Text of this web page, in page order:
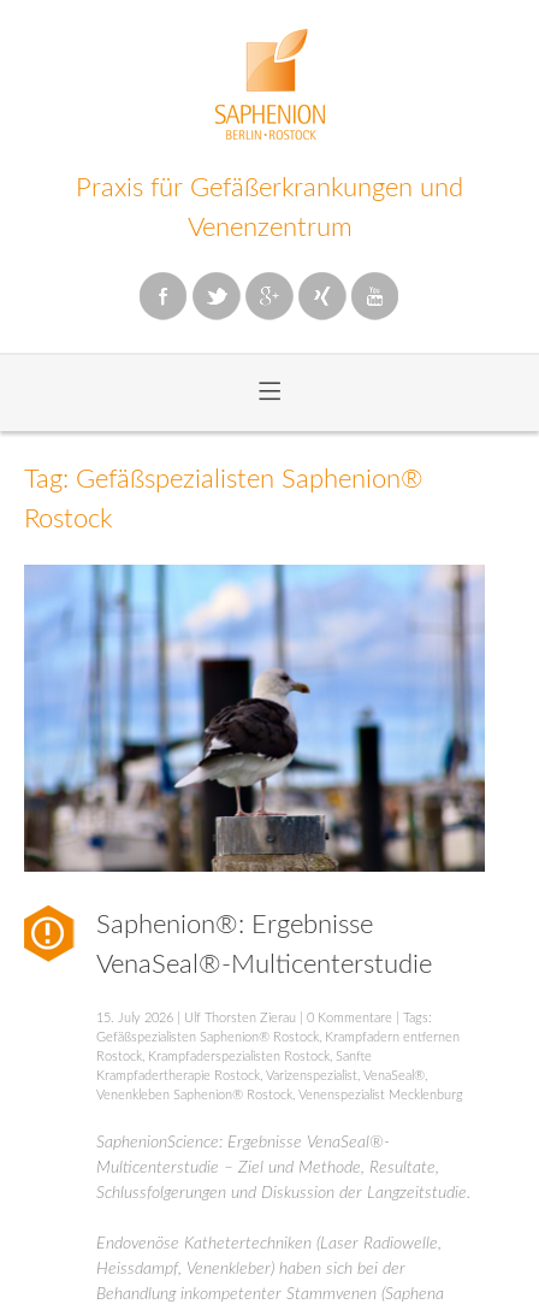
Praxis für Gefäßerkrankungen und
Venenzentrum
≡
Inhalt
Tag: Gefäßspezialisten Saphenion®
Rostock
Saphenion®: Ergebnisse
VenaSeal®-Multicenterstudie
15. July 2026 Ulf Thorsten Zierau 0 Kommentare | Tags:
Gefäßspezialisten Saphenion® Rostock, Krampfadern entfernen
Rostock, Krampfaderspezialisten Rostock, Sanfte
Krampfadertherapie Rostock, Varizenspezialist, VenaSeal®,
Venenkleben Saphenion® Rostock, Venenspezialist Mecklenburg
SaphenionScience: Ergebnisse VenaSeal®-
Multicenterstudie – Ziel und Methode, Resultate,
Schlussfolgerungen und Diskussion der Langzeitstudie.
Endovenöse Kathetertechniken (Laser Radiowelle,
Heissdampf, Venenkleber) haben sich bei der
Behandlung inkompetenter Stammvenen (Saphena